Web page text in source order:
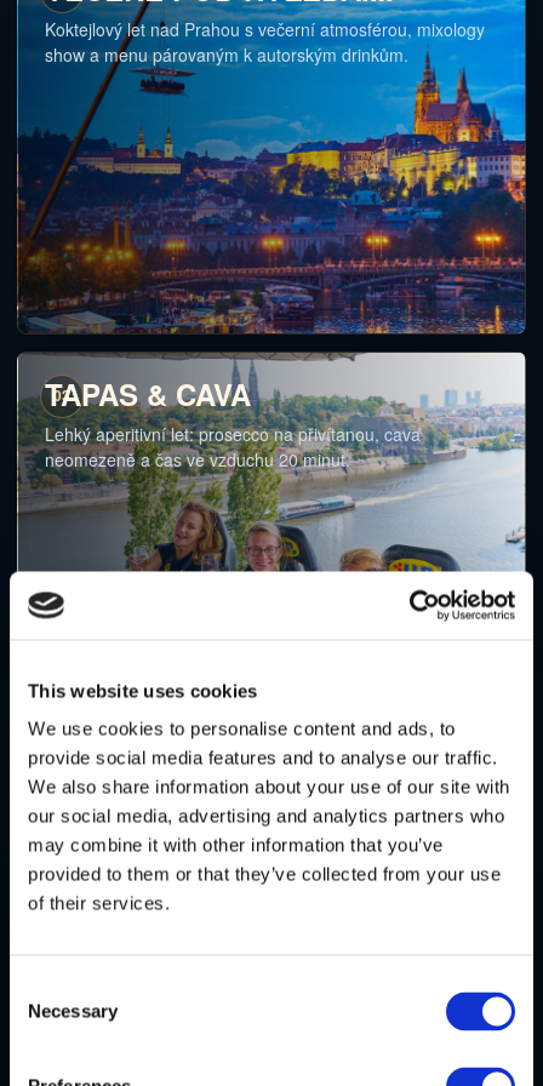
This website uses cookies
We use cookies to personalise content and ads, to
provide social media features and to analyse our traffic.
We also share information about your use of our site with
our social media, advertising and analytics partners who
may combine it with other information that you’ve
provided to them or that they’ve collected from your use
of their services.
Selection
Necessary
Koktejlový let nad Prahou s večerní atmosférou, mixology
show a menu párovaným k autorským drinkům.
03
TAPAS & CAVA
Lehký aperitivní let: prosecco na přivítanou, cava
neomezeně a čas ve vzduchu 20 minut.
04
VSTUPENKY UŽ OD 1 KS
Let si můžete koupit i pro jednu osobu a připojit se k
ostatním hostům. Skvělé i jako dárek.